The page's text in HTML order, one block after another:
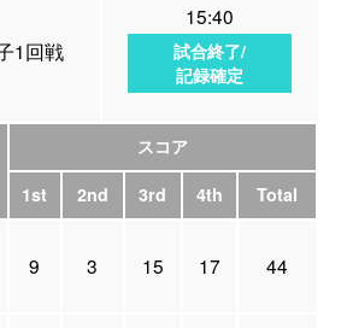
1回戦
15:40
試合終了/
記録確定
スコア
1st
2nd 3rd 4th Total
9 3 15 17 44